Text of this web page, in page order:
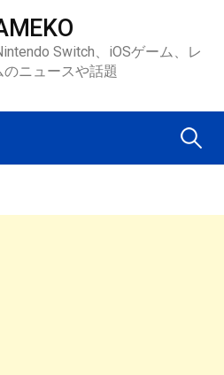
Switch、iOSゲーム、レ
のニュースや話題
検